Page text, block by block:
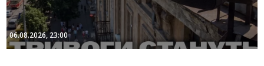
06.08.2026, 23:00